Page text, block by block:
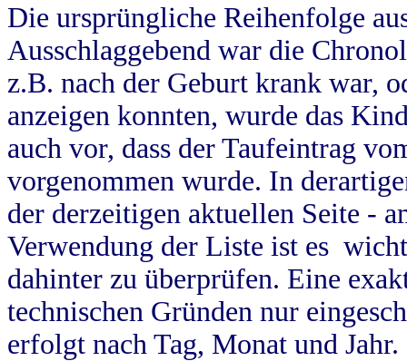
Die ursprüngliche Reihenfolge
Ausschlaggebend war die
z.B. nach der Geburt krank war,
anzeigen konnten, wurde das
auch vor, dass der Taufeintrag
vorgenommen wurde. In
der derzeitigen aktuellen Seite -
Verwendung der Liste ist es
dahinter zu überprüfen. Eine
technischen Gründen nur
erfolgt nach Tag, Monat und Jahr.